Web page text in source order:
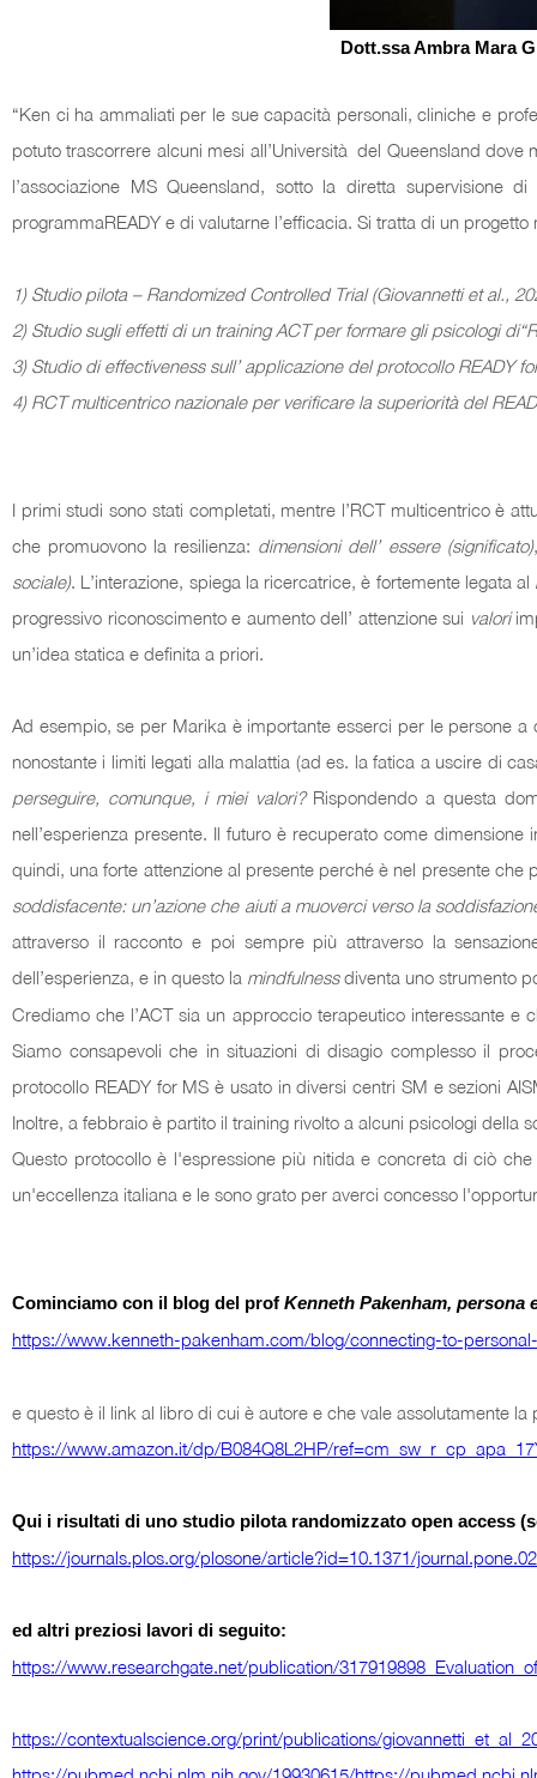
Dott.ssa Ambra Mara
“Ken ci ha ammaliati per le sue capacità personali, cliniche e
potuto trascorrere alcuni mesi all’Università del Queensland
l’associazione MS Queensland, sotto la diretta
programmaREADY e di valutarne l’efficacia. Si tratta di un
1) Studio pilota – Randomized Controlled Trial (Giovannetti et al.,
2) Studio sugli effetti di un training ACT per formare gli psicologi
3) Studio di effectiveness sull’ applicazione del protocollo READY
4) RCT multicentrico nazionale per verificare la superiorità del
I primi studi sono stati completati, mentre l’RCT multicentrico è
che promuovono la resilienza: dimensioni dell’ essere (significato)
sociale). L’interazione, spiega la ricercatrice, è fortemente legata al
progressivo riconoscimento e aumento dell’ attenzione sui valori
un’idea statica e definita a priori.
Ad esempio, se per Marika è importante esserci per le persone
nonostante i limiti legati alla malattia (ad es. la fatica a uscire di
perseguire, comunque, i miei valori? Rispondendo a questa
nell’esperienza presente. Il futuro è recuperato come
quindi, una forte attenzione al presente perché è nel presente che
soddisfacente: un’azione che aiuti a muoverci verso la
attraverso il racconto e poi sempre più attraverso la
dell’esperienza, e in questo la mindfulness diventa uno strumento
Crediamo che l’ACT sia un approccio terapeutico interessante
Siamo consapevoli che in situazioni di disagio complesso il
protocollo READY for MS è usato in diversi centri SM e sezioni
Inoltre, a febbraio è partito il training rivolto a alcuni psicologi della
Questo protocollo è l'espressione più nitida e concreta di ciò
un'eccellenza italiana e le sono grato per averci concesso
Cominciamo con il blog del prof Kenneth Pakenham, persona
https://www.kenneth-pakenham.com/blog/connecting-to-
e questo è il link al libro di cui è autore e che vale assolutamente la
https://www.amazon.it/dp/B084Q8L2HP/
Qui i risultati di uno studio pilota randomizzato open access
https://journals.plos.org/plosone/article?id=10.1371/
ed altri preziosi lavori di seguito:
https://www.researchgate.net/publication/
https://contextualscience.org/print/publications/